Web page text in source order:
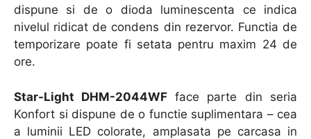
dispune si de o dioda luminescenta ce indica
nivelul ridicat de condens din rezervor. Functia de
temporizare poate fi setata pentru maxim 24 de
ore.
Star-Light DHM-2044WF face parte din seria
Konfort si dispune de o functie suplimentara – cea
a luminii LED colorate, amplasata pe carcasa in